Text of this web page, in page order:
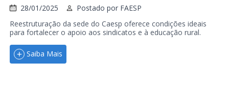
28/01/2025 Postado por FAESP
Reestruturação da sede do Caesp oferece condições ideais
para fortalecer o apoio aos sindicatos e à educação rural.
Saiba Mais